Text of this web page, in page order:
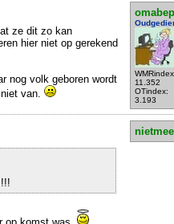
omabep
11.352
OTindex:
3.193
ze dit zo kan
hier niet op gerekend
nog volk geboren wordt
van.